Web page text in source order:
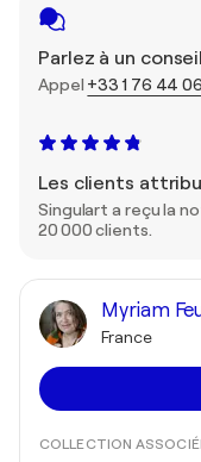
Parlez à un
Appel +33 1 76 44
Les clients
Singulart a reçu la
20 000 clients.
Myriam
France
COLLECTION